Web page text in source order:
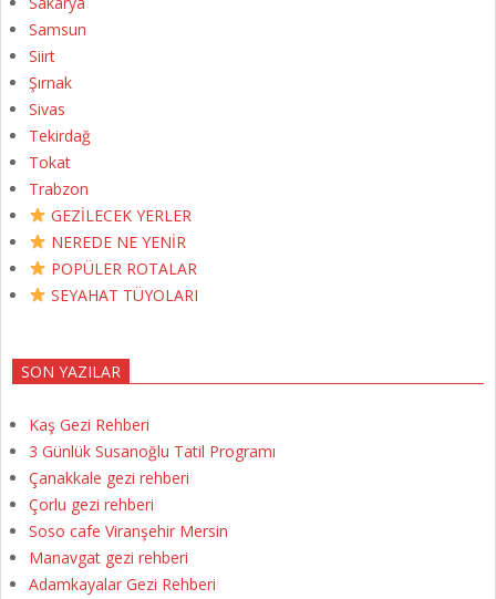
Samsun
Siirt
Şırnak
Sivas
Tekirdağ
Tokat
Trabzon
GEZİLECEK YERLER
NEREDE NE YENİR
POPÜLER ROTALAR
SEYAHAT TÜYOLARI
SON YAZILAR
Kaş Gezi Rehberi
3 Günlük Susanoğlu Tatil Programı
Çanakkale gezi rehberi
Çorlu gezi rehberi
Soso cafe Viranşehir Mersin
Manavgat gezi rehberi
Adamkayalar Gezi Rehberi